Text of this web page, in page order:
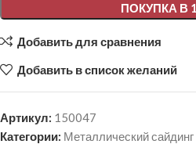
ПОКУПКА В
Добавить для сравнения
Добавить в список желаний
Артикул: 150047
Категории: Металлический